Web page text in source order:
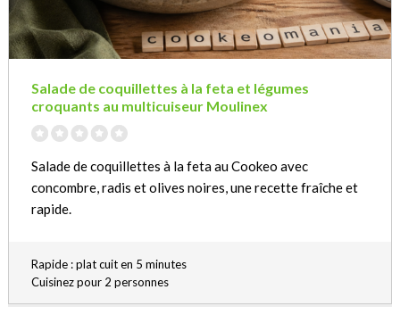
Salade de coquillettes à la feta et légumes
croquants au multicuiseur Moulinex
Salade de coquillettes à la feta au Cookeo avec
concombre, radis et olives noires, une recette fraîche et
rapide.
Rapide : plat cuit en 5 minutes
Cuisinez pour 2 personnes